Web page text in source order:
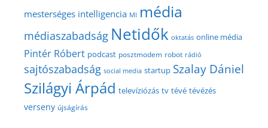
mesterséges intelligencia MI média
médiaszabadság Netidők oktatás online média
Pintér Róbert podcast posztmodem robot rádió
sajtószabadság social media startup Szalay Dániel
Szilágyi Árpád televíziózás tv tévé tévézés
verseny újságírás